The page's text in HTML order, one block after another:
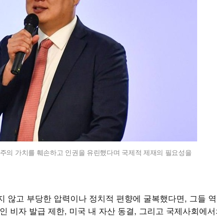
의 가치를 훼손하고 인권을 유린했다며 국제적 제재의 필요성을
않고 부당한 압력이나 정치적 편향에 굴복했다면, 그들 역
비자 발급 제한, 미국 내 자산 동결, 그리고 국제사회에